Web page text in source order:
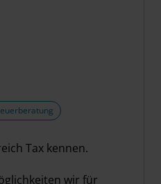
Tax kennen.
wir für